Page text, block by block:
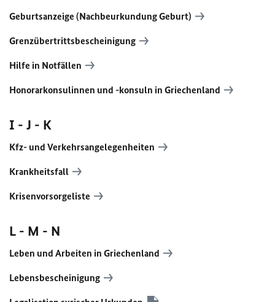
Geburtsanzeige (Nachbeurkundung Geburt)
Grenzübertrittsbescheinigung
Hilfe in Notfällen
Honorarkonsulinnen und -konsuln in Griechenland
I - J - K
Kfz- und Verkehrsangelegenheiten
Krankheitsfall
Krisenvorsorgeliste
L - M - N
Leben und Arbeiten in Griechenland
Lebensbescheinigung